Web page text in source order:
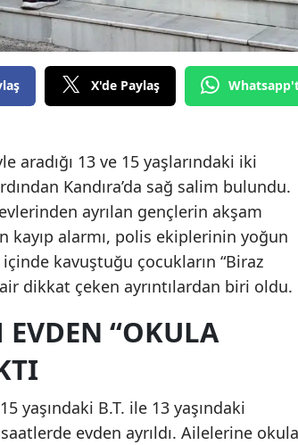
Diyarbakır
Elazığ
Erzurum
Eskişehir
Gaziantep
Giresun
Isparta
X'de Paylaş
aradığı 13 ve 15 yaşlarındaki iki
Kandıra’da sağ salim bulundu.
ayrılan gençlerin akşam
kayıp alarmı, polis ekiplerinin yoğun
kavuştuğu çocukların “Biraz
dikkat çeken ayrıntılardan biri oldu.
EVDEN “OKULA
yaşındaki B.T. ile 13 yaşındaki
evden ayrıldı. Ailelerine okula